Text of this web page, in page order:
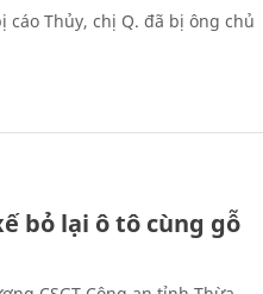
Thủy, chị Q. đã bị ông chủ
bỏ lại ô tô cùng gỗ